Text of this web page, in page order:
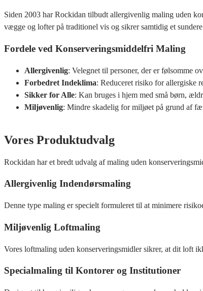
Siden 2003 har Rockidan tilbudt allergivenlig maling uden
vægge og lofter på traditionel vis og sikrer samtidig et
Fordele ved Konserveringsmiddelfri Maling
Allergivenlig: Velegnet til personer, der er følsomme
Forbedret Indeklima: Reduceret risiko for allergiske
Sikker for Alle: Kan bruges i hjem med små børn,
Miljøvenlig: Mindre skadelig for miljøet på grund af
Vores Produktudvalg
Rockidan har et bredt udvalg af maling uden
Allergivenlig Indendørsmaling
Denne type maling er specielt formuleret til at minimere
Miljøvenlig Loftmaling
Vores loftmaling uden konserveringsmidler sikrer, at dit loft
Specialmaling til Kontorer og Institutioner